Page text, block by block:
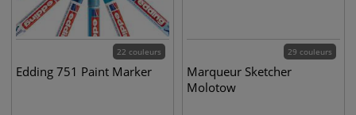
22 couleurs
Edding 751 Paint Marker
29 couleurs
Marqueur Sketcher
Molotow